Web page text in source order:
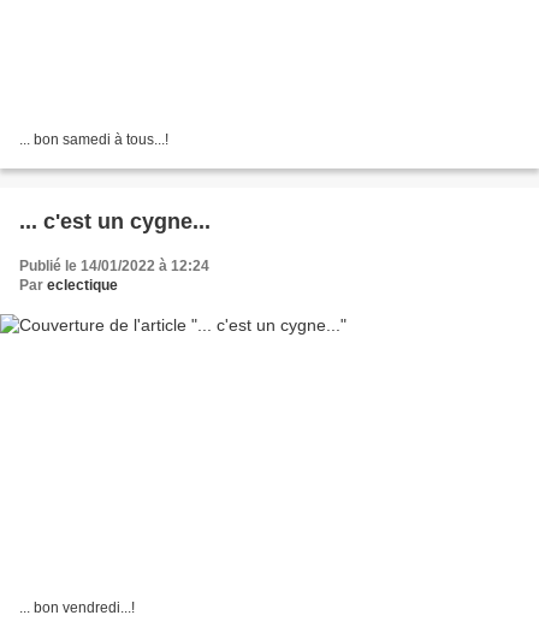
... bon samedi à tous...!
... c'est un cygne...
Publié le 14/01/2022 à 12:24
Par eclectique
... bon vendredi...!